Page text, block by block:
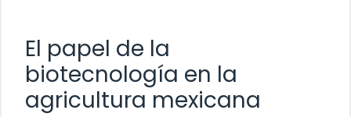
El papel de la
biotecnología en la
agricultura mexicana